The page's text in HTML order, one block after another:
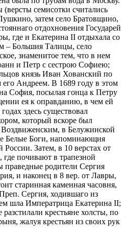
семисотки считались
затем село Братовщино,
отдохновения Государей
где и Екатерина II отдыхала со
– Большия Талицы, село
знаменитое тем, что в нем
и Петр с сестрою Софиею;
князь Иван Хованский по
Андреем. В 1689 году в этом
София, посылая гонца к Петру
ея к оправданию, в чем ей
здесь существовал
который вскоре был
в Белужинской
Белые Боги, напоминающия
Затем, в 10 верстах от
почивают в трапезной
родители Сергия
и наконец в 8 вер. от Лавры,
старинная каменная часовня,
Преп. Сергия, ходившаго из
шла Императрица Екатерина II;
крестьяне холсты, по
жалуя крестьян из своих рук